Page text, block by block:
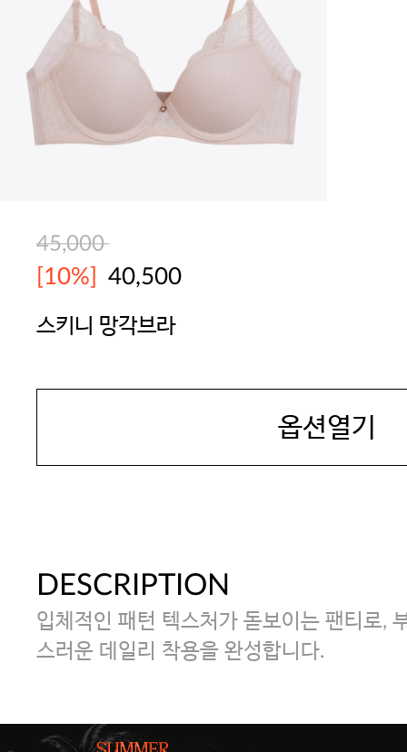
45,000
[10%] 40,500
스키니 망각브라
옵션열기
DESCRIPTION
입체적인 패턴 텍스처가 돋보이는 팬티로,
스러운 데일리 착용을 완성합니다.